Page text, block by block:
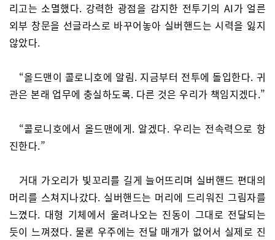
리고는 소멸했다. 강력한 광점을 감지한 전투기의 AI가 얼른
외부 창문을 선글라스로 바꾸어놓아 실버핸드는 시력을 잃지
않았다.
“올드맨이 콜로니호에 알림. 지금부터 전투에 돌입한다. 귀
관은 본래 업무에 충실하도록. 다른 것은 우리가 책임지겠다.”
“콜로니호에서 올드맨에게. 알겠다. 우리는 전속력으로 항
진한다.”
거대 가오리가 빛꼬리를 길게 늘어뜨리며 실버핸드 편대의
머리를 스쳐지나갔다. 실버핸드는 머리에 드리워진 그림자를
느꼈다. 대형 기체에서 울려나오는 진동이 그대로 전달되는
듯이 느껴졌다. 물론 우주에는 전달 매개가 없어서 실제로 진